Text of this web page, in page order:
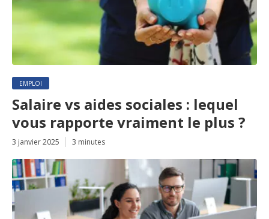
EMPLOI
Salaire vs aides sociales : lequel
vous rapporte vraiment le plus ?
3 janvier 2025 3 minutes